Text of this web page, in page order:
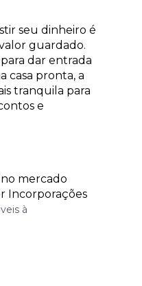
seu dinheiro é
guardado.
dar entrada
casa pronta, a
tranquila para
e
mercado
Incorporações
à